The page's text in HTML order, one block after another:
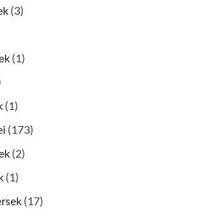
(3)
(1)
(1)
(173)
(2)
(1)
(17)